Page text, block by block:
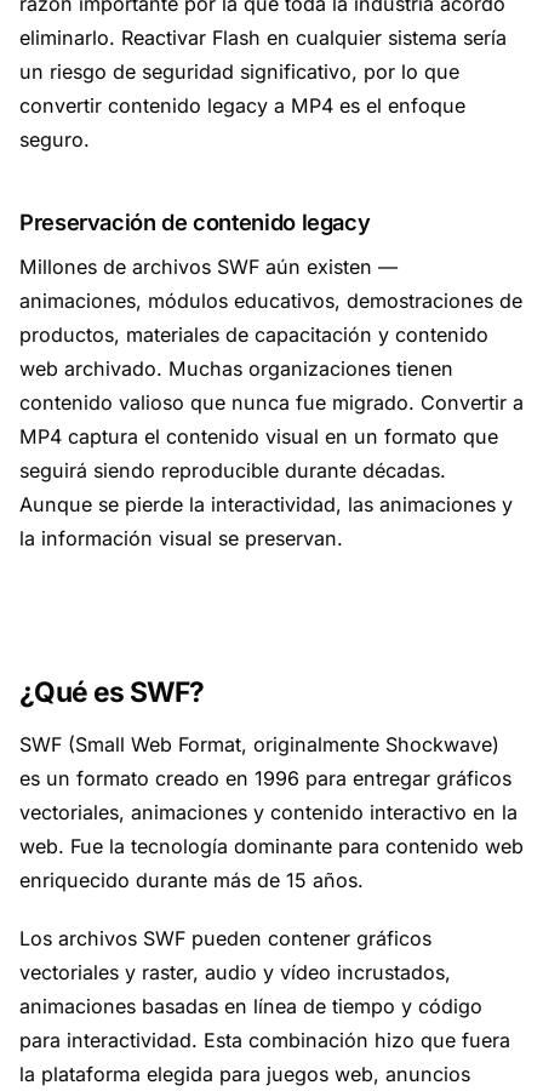
eliminarlo. Reactivar Flash en cualquier sistema sería
un riesgo de seguridad significativo, por lo que
convertir contenido legacy a MP4 es el enfoque
seguro.
Preservación de contenido legacy
Millones de archivos SWF aún existen —
animaciones, módulos educativos, demostraciones de
productos, materiales de capacitación y contenido
web archivado. Muchas organizaciones tienen
contenido valioso que nunca fue migrado. Convertir a
MP4 captura el contenido visual en un formato que
seguirá siendo reproducible durante décadas.
Aunque se pierde la interactividad, las animaciones y
la información visual se preservan.
¿Qué es SWF?
SWF (Small Web Format, originalmente Shockwave)
es un formato creado en 1996 para entregar gráficos
vectoriales, animaciones y contenido interactivo en la
web. Fue la tecnología dominante para contenido web
enriquecido durante más de 15 años.
Los archivos SWF pueden contener gráficos
vectoriales y raster, audio y vídeo incrustados,
animaciones basadas en línea de tiempo y código
para interactividad. Esta combinación hizo que fuera
la plataforma elegida para juegos web, anuncios